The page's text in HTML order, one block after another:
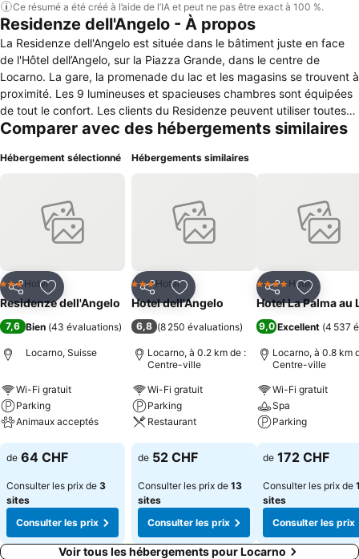
Ce résumé a été créé à l’aide de l’IA et peut ne pas être exact à 100 %.
Residenze dell'Angelo - À propos
La Residenze dell'Angelo est située dans le bâtiment juste en face
de l'Hôtel dell’Angelo, sur la Piazza Grande, dans le centre de
Locarno. La gare, la promenade du lac et les magasins se trouvent à
proximité. Les 9 lumineuses et spacieuses chambres sont équipées
de tout le confort. Les clients du Residenze peuvent utiliser toutes
les installations de l'Hôtel dell'Angelo. Le café-bar et le restaurant-
ouverts tous les jours et proposent un choix varié de plats
parking pour vélos et des tickets à tarif réduit pour le parking situé
à proximité.
Comparer avec des hébergements similaires
Hébergement sélectionné
PartagerAjouter à mes favoris
3 ÉtoilesHotel
Residenze dell'Angelo
7,6 Bien (43 évaluations)
Locarno, Suisse
Wi-Fi gratuit
Parking
Animaux acceptés
Consulter les prix
de 64 CHF
Consulter les prix de 3
sites
Consulter les prix
Hébergements similaires
PartagerAjouter à mes favoris
3 ÉtoilesHotel
Hotel dell'Angelo
6,8 (8 250 évaluations)
Locarno, à 0.2 km de :
Centre-ville
Wi-Fi gratuit
Parking
Restaurant
Consulter les prix
de 52 CHF
Consulter les prix de 13
sites
Consulter les prix
PartagerAjouter
4 ÉtoilesHotel
Hotel La Palma au
9,0 Excellent (4 537
Locarno, à 0.8 km
Centre-ville
Wi-Fi gratuit
Spa
Parking
Consulter les
de 172 CHF
Consulter les prix de
sites
Consulter les prix
Voir tous les hébergements pour Locarno